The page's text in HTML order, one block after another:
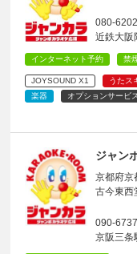
080-
近鉄大阪
インターネット予約 禁
JOYSOUND X1 うたス
楽器
オプションサービス
ジャン
京都府京
古今東西
090-
京阪三条